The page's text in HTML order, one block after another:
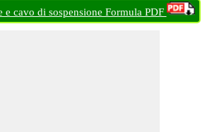
del cuscinetto per bulloni ad alta
e cavo di sospensione Formula PDF